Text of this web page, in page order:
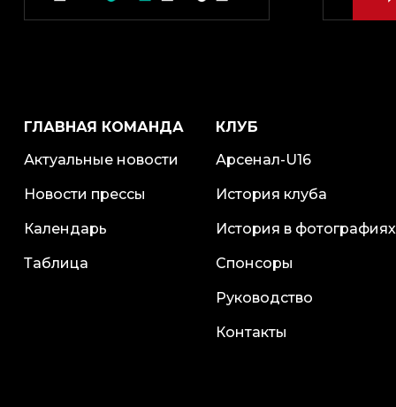
ГЛАВНАЯ КОМАНДА
Актуальные новости
Новости прессы
Календарь
Таблица
КЛУБ
Арсенал-U16
История клуба
История в фотографиях
Спонсоры
Руководство
Контакты